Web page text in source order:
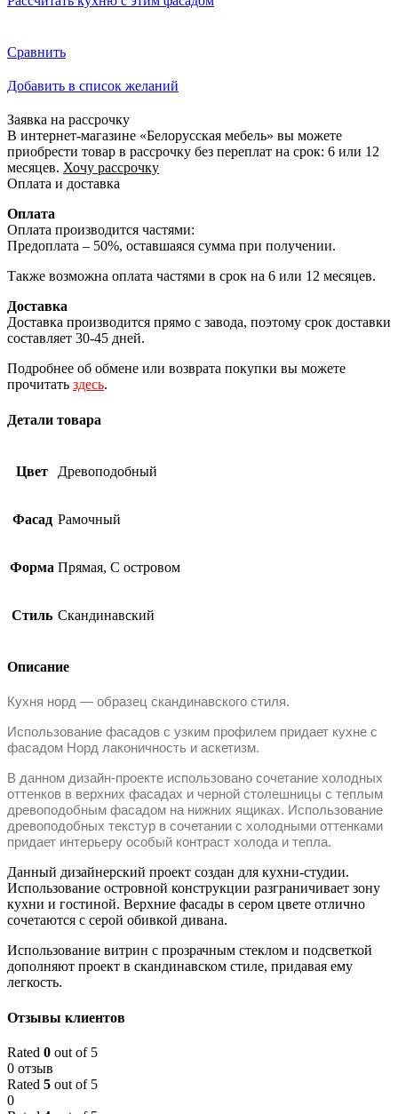
Сравнить
Добавить в список желаний
Заявка на рассрочку
В интернет-магазине «Белорусская мебель» вы можете
приобрести товар в рассрочку без переплат на срок: 6 или 12
месяцев. Хочу рассрочку
Оплата и доставка
Оплата
Оплата производится частями:
Предоплата – 50%, оставшаяся сумма при получении.
Также возможна оплата частями в срок на 6 или 12 месяцев.
Доставка
Доставка производится прямо с завода, поэтому срок доставки
составляет 30-45 дней.
Подробнее об обмене или возврата покупки вы можете
прочитать здесь.
Детали товара
Цвет Древоподобный
Фасад Рамочный
Форма Прямая, С островом
Стиль Скандинавский
Описание
Кухня норд — образец скандинавского стиля.
Использование фасадов с узким профилем придает кухне с
фасадом Норд лаконичность и аскетизм.
В данном дизайн-проекте использовано сочетание холодных
оттенков в верхних фасадах и черной столешницы с теплым
древоподобным фасадом на нижних ящиках. Использование
древоподобных текстур в сочетании с холодными оттенками
придает интерьеру особый контраст холода и тепла.
Данный дизайнерский проект создан для кухни-студии.
Использование островной конструкции разграничивает зону
кухни и гостиной. Верхние фасады в сером цвете отлично
сочетаются с серой обивкой дивана.
Использование витрин с прозрачным стеклом и подсветкой
дополняют проект в скандинавском стиле, придавая ему
легкость.
Отзывы клиентов
Rated 0 out of 5
0 отзыв
Rated 5 out of 5
0